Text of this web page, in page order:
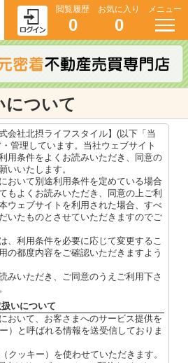
閲覧履歴
0
お気に入り
0
メニュー
について
会社北摂ライフスタイル】(以下「当
管理しています。当社ウェブサイト
用条件をよくお読みいただき、同意の
いいたします。
おいて別途利用条件を定めている場合
もよくお読みいただき、同意の上ご利
ウェブサイトを利用された場合、すべ
いたものとさせていただきますのでご
、利用条件を必要に応じて変更するこ
の都度内容をご確認いただきますよう
みいただき、ご同意のうえご利用下さ
いについて
おいて、お客さまへのサービス提供を
）と呼ばれる情報を送受信しておりま
クッキー）を使わせていただきます。